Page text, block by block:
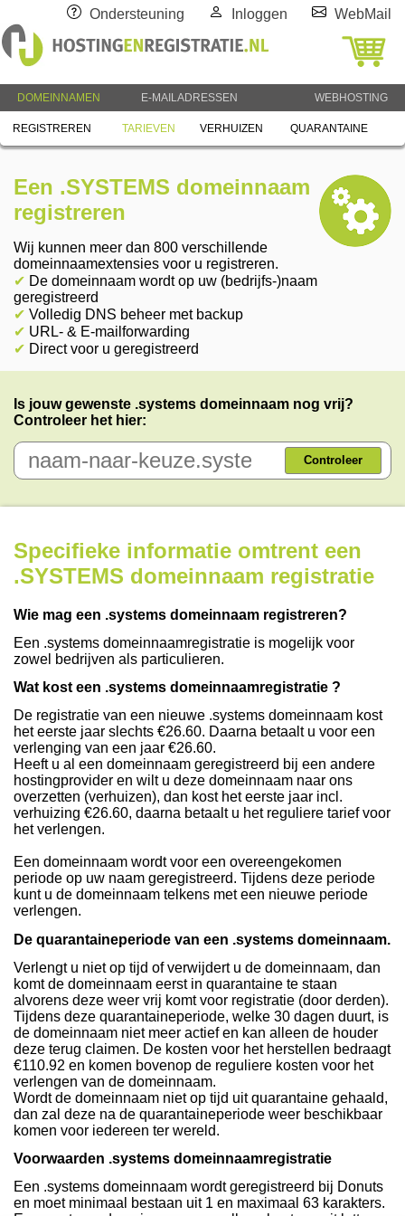
Ondersteuning Inloggen WebMail
DOMEINNAMEN E-MAILADRESSEN WEBHOSTING
REGISTREREN TARIEVEN VERHUIZEN QUARANTAINE
Een .SYSTEMS domeinnaam
registreren
Wij kunnen meer dan 800 verschillende
domeinnaamextensies voor u registreren.
✔ De domeinnaam wordt op uw (bedrijfs-)naam
geregistreerd
✔ Volledig DNS beheer met backup
✔ URL- & E-mailforwarding
✔ Direct voor u geregistreerd
Is jouw gewenste .systems domeinnaam nog vrij?
Controleer het hier:
Controleer
Specifieke informatie omtrent een
.SYSTEMS domeinnaam registratie
Wie mag een .systems domeinnaam registreren?
Een .systems domeinnaamregistratie is mogelijk voor
zowel bedrijven als particulieren.
Wat kost een .systems domeinnaamregistratie ?
De registratie van een nieuwe .systems domeinnaam kost
het eerste jaar slechts €26.60. Daarna betaalt u voor een
verlenging van een jaar €26.60.
Heeft u al een domeinnaam geregistreerd bij een andere
hostingprovider en wilt u deze domeinnaam naar ons
overzetten (verhuizen), dan kost het eerste jaar incl.
verhuizing €26.60, daarna betaalt u het reguliere tarief voor
het verlengen.
Een domeinnaam wordt voor een overeengekomen
periode op uw naam geregistreerd. Tijdens deze periode
kunt u de domeinnaam telkens met een nieuwe periode
verlengen.
De quarantaineperiode van een .systems domeinnaam.
Verlengt u niet op tijd of verwijdert u de domeinnaam, dan
komt de domeinnaam eerst in quarantaine te staan
alvorens deze weer vrij komt voor registratie (door derden).
Tijdens deze quarantaineperiode, welke 30 dagen duurt, is
de domeinnaam niet meer actief en kan alleen de houder
deze terug claimen. De kosten voor het herstellen bedraagt
€110.92 en komen bovenop de reguliere kosten voor het
verlengen van de domeinnaam.
Wordt de domeinnaam niet op tijd uit quarantaine gehaald,
dan zal deze na de quarantaineperiode weer beschikbaar
komen voor iedereen ter wereld.
Voorwaarden .systems domeinnaamregistratie
Een .systems domeinnaam wordt geregistreerd bij Donuts
en moet minimaal bestaan uit 1 en maximaal 63 karakters.